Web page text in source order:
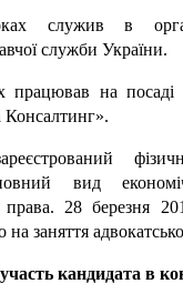
служив в
служби України.
працював на посаді
вид
права. 28 березня
на заняття
кандидата в